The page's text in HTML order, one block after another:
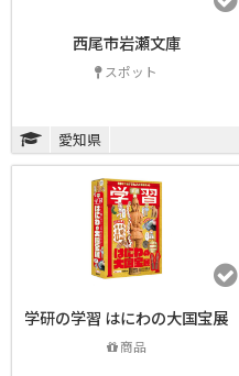
西尾市岩瀬文庫
スポット
愛知県
学研の学習 はにわの大国宝展
商品